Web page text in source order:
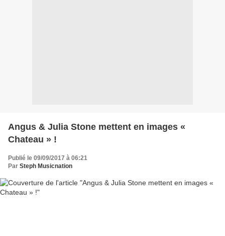
Angus & Julia Stone mettent en images «
Chateau » !
Publié le 09/09/2017 à 06:21
Par Steph Musicnation